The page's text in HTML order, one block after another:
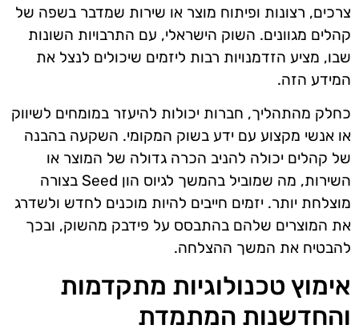
צרכים, רצונות ופיתוח מוצר או שירות שמדבר בשפה של
קהלים מגוונים. השוק הישראלי, עם התרבויות השונות
שבו, מציע הזדמנויות רבות ליזמים שיכולים לנצל את
המידע הזה.
כחלק מהתהליך, חברות יכולות להיעזר במומחים לשיווק
או אנשי מקצוע עם ידע בשוק המקומי. השקעה בהבנה
של קהלים יכולה להניב הכרה גדולה של המוצר או
השירות, מה שמוביל בהמשך לגיוס הון Seed בצורה
מוצלחת יותר. יזמים חייבים להיות מוכנים לחדש ולשדרג
את המוצרים שלהם בהתבסס על פידבק מהשוק, ובכך
להבטיח את המשך ההצלחה.
אימוץ טכנולוגיות מתקדמות
והחדשנות המתמדת